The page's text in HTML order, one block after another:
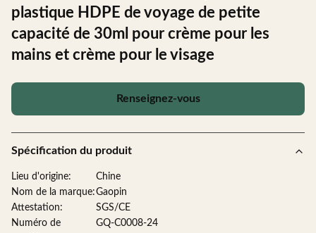
plastique HDPE de voyage de petite
capacité de 30ml pour crème pour les
mains et crème pour le visage
Renseignez-vous
Spécification du produit
Lieu d'origine:
Chine
Nom de la marque:Gaopin
Attestation:
SGS/CE
Numéro de
GQ-C0008-24